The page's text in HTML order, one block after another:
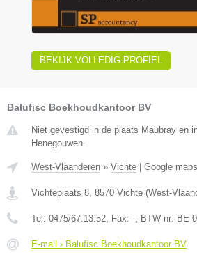
BEKIJK VOLLEDIG PROFIEL
Balufisc Boekhoudkantoor BV
Niet gevestigd in de plaats Maubray en
Henegouwen.
West-Vlaanderen » Vichte Google maps
Vichteplaats 8, 8570 Vichte (West-
Tel: 0475/67.13.52, Fax: -, BTW-nr: BE
E-mail › Balufisc Boekhoudkantoor BV